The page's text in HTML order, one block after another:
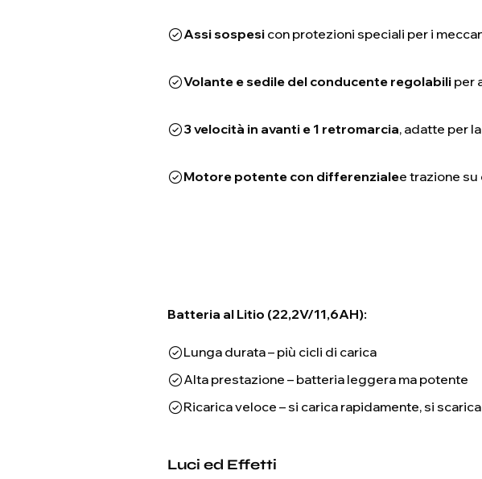
Assi sospesi con protezioni speciali per i
Volante e sedile del conducente regolabili per
3 velocità in avanti e 1 retromarcia, adatte per
Motore potente con differenzialee trazione
Batteria al Litio (22,2V/11,6AH):
Lunga durata – più cicli di carica
Alta prestazione – batteria leggera ma potente
Ricarica veloce – si carica rapidamente, si
Luci ed Effetti